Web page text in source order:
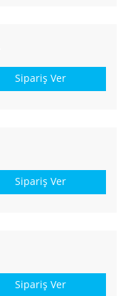
Sipariş Ver
Sipariş Ver
Sipariş Ver